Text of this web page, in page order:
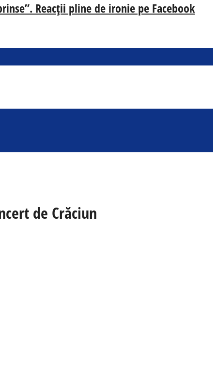
Reacții pline de ironie pe Facebook
de Crăciun